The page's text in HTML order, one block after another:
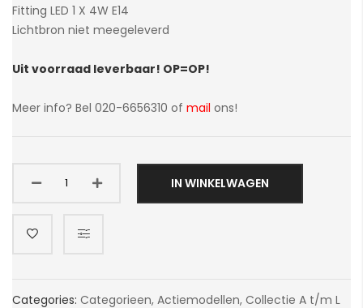
Fitting LED 1 X 4W E14
Lichtbron niet meegeleverd
Uit voorraad leverbaar! OP=OP!
Meer info? Bel 020-6656310 of mail ons!
IN WINKELWAGEN
Categories: Categorieen, Actiemodellen, Collectie A t/m L